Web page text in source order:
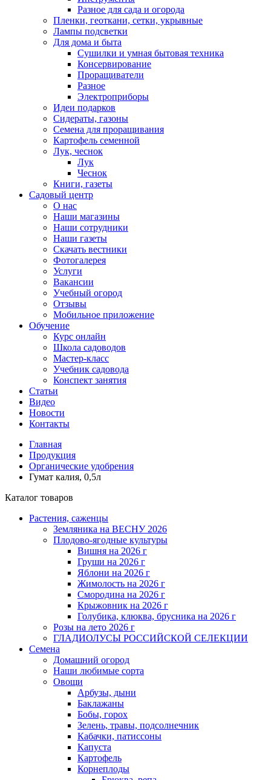
Разное для сада и огорода
Пленки, геоткани, сетки, укрывные
Лампы подсветки
Для дома и быта
Сушилки и умная бытовая техника
Консервирование
Проращиватели
Разное
Электроприборы
Идеи подарков
Сидераты, газоны
Семена для проращивания
Картофель семенной
Лук, чеснок
Лук
Чеснок
Книги, газеты
Садовый центр
О нас
Наши магазины
Наши сотрудники
Наши газеты
Скачать вестники
Фотогалерея
Услуги
Вакансии
Учебный огород
Отзывы
Мобильное приложение
Обучение
Курс онлайн
Школа садоводов
Мастер-класс
Учебник садовода
Конспект занятия
Статьи
Видео
Новости
Контакты
Главная
Продукция
Органические удобрения
Гумат калия, 0,5л
Каталог товаров
Растения, саженцы
Земляника на ВЕСНУ 2026
Плодово-ягодные культуры
Вишня на 2026 г
Груши на 2026 г
Яблони на 2026 г
Жимолость на 2026 г
Смородина на 2026 г
Крыжовник на 2026 г
Голубика, клюква, брусника на 2026 г
Розы на лето 2026 г
ГЛАДИОЛУСЫ РОССИЙСКОЙ СЕЛЕКЦИИ
Семена
Домашний огород
Наши любимые сорта
Овощи
Арбузы, дыни
Баклажаны
Бобы, горох
Зелень, травы, подсолнечник
Кабачки, патиссоны
Капуста
Картофель
Корнеплоды